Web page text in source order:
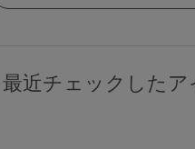
最近チェックしたア